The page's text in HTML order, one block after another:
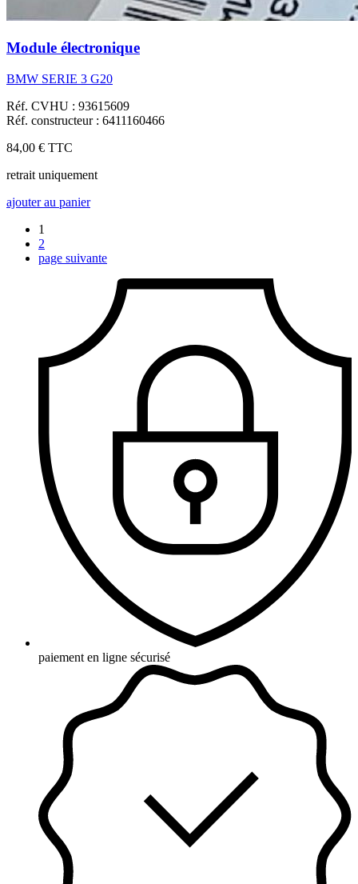
Module électronique
BMW SERIE 3 G20
Réf. CVHU : 93615609
Réf. constructeur : 6411160466
84,00 € TTC
retrait uniquement
ajouter au panier
1
2
page suivante
paiement en ligne sécurisé